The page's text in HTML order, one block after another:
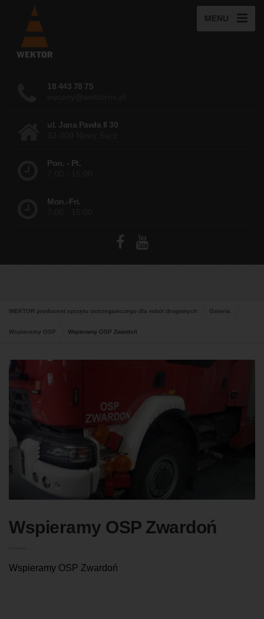
MENU
18 443 78 75
ul. Jana Pawła II 30
Pon. - Pt.
Mon.-Fri.
WEKTOR producent sprzętu ostrzegawczego dla robót drogowych Galeria
Wspieramy OSP Wspieramy OSP Zwardoń
Wspieramy OSP Zwardoń
Wspieramy OSP Zwardoń